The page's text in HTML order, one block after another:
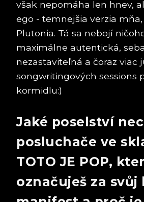
však nepomáha len hnev,
ego - temnejšia verzia
Plutonia. Tá sa nebojí
maximálne autentická,
nezastaviteľná a čoraz viac
songwritingových sessions
kormidlu:)
Jaké poselství
posluchače ve
TOTO JE POP,
označuješ za